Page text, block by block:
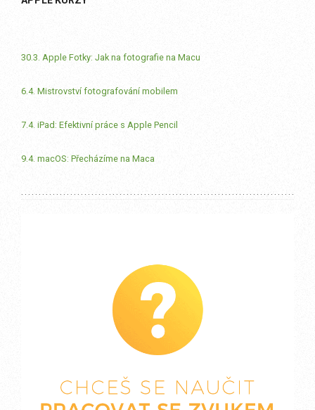
30.3. Apple Fotky: Jak na fotografie na Macu
6.4. Mistrovství fotografování mobilem
7.4. iPad: Efektivní práce s Apple Pencil
9.4. macOS: Přecházíme na Maca